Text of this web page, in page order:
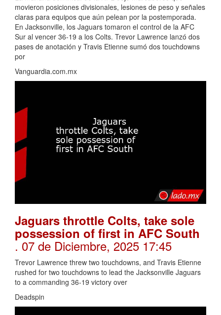
movieron posiciones divisionales, lesiones de peso y señales
claras para equipos que aún pelean por la postemporada.
En Jacksonville, los Jaguars tomaron el control de la AFC
Sur al vencer 36-19 a los Colts. Trevor Lawrence lanzó dos
pases de anotación y Travis Etienne sumó dos touchdowns
por
Vanguardia.com.mx
Jaguars throttle Colts, take sole
possession of first in AFC South
. 07 de Diciembre, 2025 17:45
Trevor Lawrence threw two touchdowns, and Travis Etienne
rushed for two touchdowns to lead the Jacksonville Jaguars
to a commanding 36-19 victory over
Deadspin